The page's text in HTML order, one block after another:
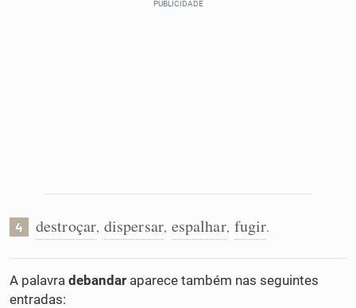
4 destroçar, dispersar, espalhar, fugir.
A palavra debandar aparece também nas seguintes
entradas: